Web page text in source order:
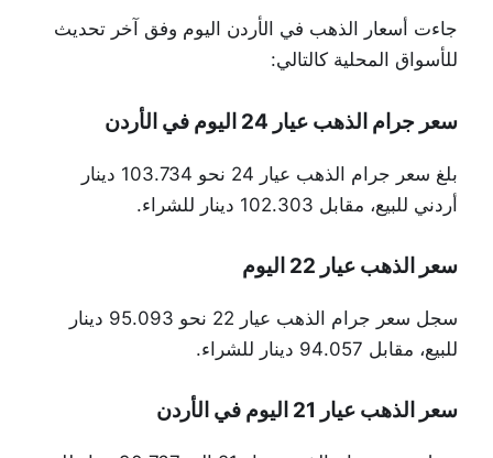
جاءت أسعار الذهب في الأردن اليوم وفق آخر تحديث
للأسواق المحلية كالتالي:
سعر جرام الذهب عيار 24 اليوم في الأردن
بلغ سعر جرام الذهب عيار 24 نحو 103.734 دينار
أردني للبيع، مقابل 102.303 دينار للشراء.
سعر الذهب عيار 22 اليوم
سجل سعر جرام الذهب عيار 22 نحو 95.093 دينار
للبيع، مقابل 94.057 دينار للشراء.
سعر الذهب عيار 21 اليوم في الأردن